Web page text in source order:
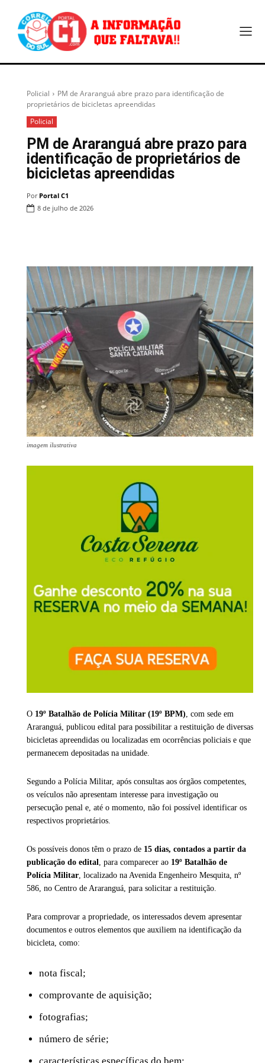
Policial
PM de Araranguá abre prazo para identificação de
proprietários de bicicletas apreendidas
Policial
PM de Araranguá abre prazo para
identificação de proprietários de
bicicletas apreendidas
Por Portal C1
8 de julho de 2026
imagem ilustrativa
O 19º Batalhão de Polícia Militar (19º BPM) , com sede em
Araranguá, publicou edital para possibilitar a restituição de diversas
bicicletas apreendidas ou localizadas em ocorrências policiais e que
permanecem depositadas na unidade.
Segundo a Polícia Militar, após consultas aos órgãos competentes,
os veículos não apresentam interesse para investigação ou
persecução penal e, até o momento, não foi possível identificar os
respectivos proprietários.
Os possíveis donos têm o prazo de 15 dias, contados a partir da
publicação do edital
, para comparecer ao 19º Batalhão de
Polícia Militar , localizado na Avenida Engenheiro Mesquita, nº
586, no Centro de Araranguá, para solicitar a restituição.
Para comprovar a propriedade, os interessados devem apresentar
documentos e outros elementos que auxiliem na identificação da
bicicleta, como:
nota fiscal;
comprovante de aquisição;
fotografias;
número de série;